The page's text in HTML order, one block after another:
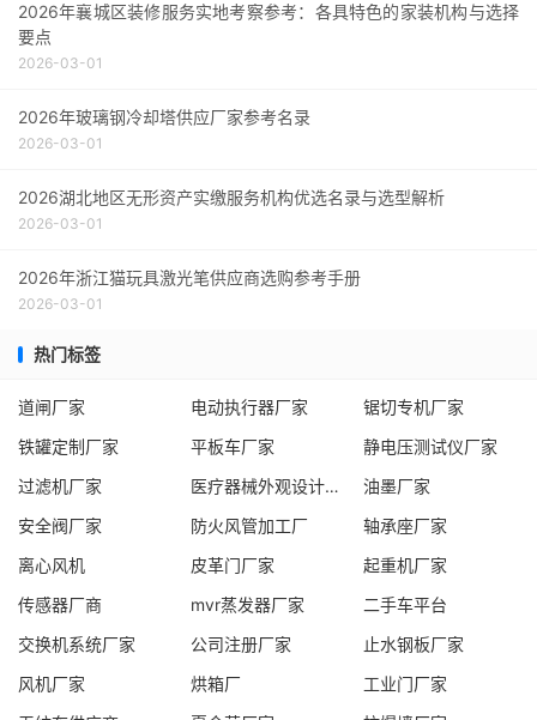
2026年襄城区装修服务实地考察参考：各具特色的家装机构与选择
要点
2026-03-01
2026年玻璃钢冷却塔供应厂家参考名录
2026-03-01
2026湖北地区无形资产实缴服务机构优选名录与选型解析
2026-03-01
2026年浙江猫玩具激光笔供应商选购参考手册
2026-03-01
热门标签
道闸厂家 电动执行器厂家
锯切专机厂家
铁罐定制厂家
平板车厂家
静电压测试仪厂家
过滤机厂家
医疗器械外观设计服务商
油墨厂家
安全阀厂家
防火风管加工厂
轴承座厂家
离心风机
皮革门厂家
起重机厂家
传感器厂商
mvr蒸发器厂家
二手车平台
交换机系统厂家
公司注册厂家
止水钢板厂家
风机厂家
烘箱厂
工业门厂家